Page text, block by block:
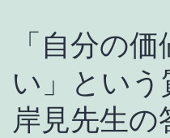
「自分の
い」という
岸見先生の